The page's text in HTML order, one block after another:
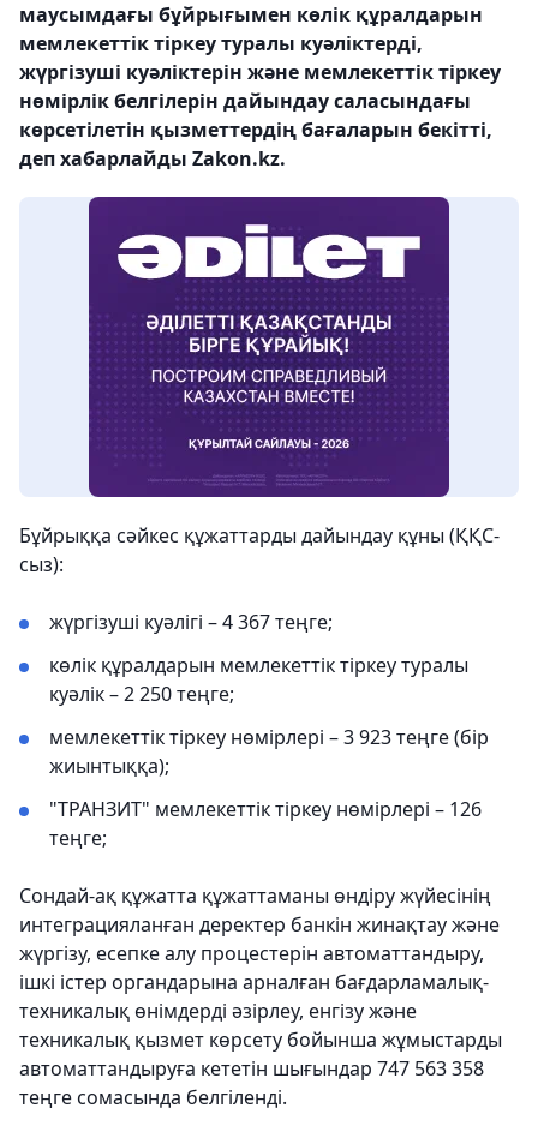
маусымдағы бұйрығымен көлік құралдарын
мемлекеттік тіркеу туралы куәліктерді,
жүргізуші куәліктерін және мемлекеттік тіркеу
нөмірлік белгілерін дайындау саласындағы
көрсетілетін қызметтердің бағаларын бекітті,
деп хабарлайды Zakon.kz.
Бұйрыққа сәйкес құжаттарды дайындау құны (ҚҚС-
сыз):
жүргізуші куәлігі – 4 367 теңге;
көлік құралдарын мемлекеттік тіркеу туралы
куәлік – 2 250 теңге;
мемлекеттік тіркеу нөмірлері – 3 923 теңге (бір
жиынтыққа);
"ТРАНЗИТ" мемлекеттік тіркеу нөмірлері – 126
теңге;
Сондай-ақ құжатта құжаттаманы өндіру жүйесінің
интеграцияланған деректер банкін жинақтау және
жүргізу, есепке алу процестерін автоматтандыру,
ішкі істер органдарына арналған бағдарламалық-
техникалық өнімдерді әзірлеу, енгізу және
техникалық қызмет көрсету бойынша жұмыстарды
автоматтандыруға кететін шығындар 747 563 358
теңге сомасында белгіленді.